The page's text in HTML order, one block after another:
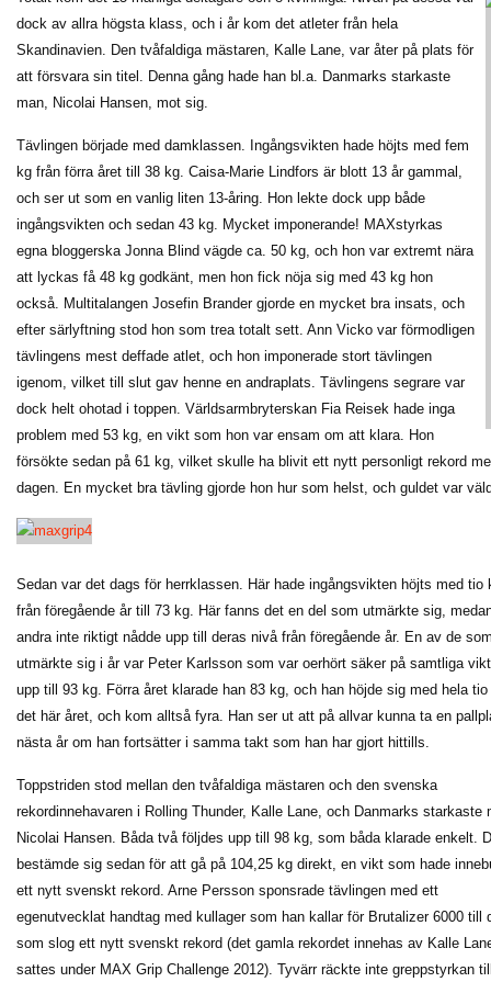
dock av allra högsta klass, och i år kom det atleter från hela
Skandinavien. Den tvåfaldiga mästaren, Kalle Lane, var åter på plats för
att försvara sin titel. Denna gång hade han bl.a. Danmarks starkaste
man, Nicolai Hansen, mot sig.
Tävlingen började med damklassen. Ingångsvikten hade höjts med fem
kg från förra året till 38 kg. Caisa-Marie Lindfors är blott 13 år gammal,
och ser ut som en vanlig liten 13-åring. Hon lekte dock upp både
ingångsvikten och sedan 43 kg. Mycket imponerande! MAXstyrkas
egna bloggerska Jonna Blind vägde ca. 50 kg, och hon var extremt nära
att lyckas få 48 kg godkänt, men hon fick nöja sig med 43 kg hon
också. Multitalangen Josefin Brander gjorde en mycket bra insats, och
efter särlyftning stod hon som trea totalt sett. Ann Vicko var förmodligen
tävlingens mest deffade atlet, och hon imponerade stort tävlingen
igenom, vilket till slut gav henne en andraplats. Tävlingens segrare var
dock helt ohotad i toppen. Världsarmbryterskan Fia Reisek hade inga
problem med 53 kg, en vikt som hon var ensam om att klara. Hon
försökte sedan på 61 kg, vilket skulle ha blivit ett nytt personligt rekord
dagen. En mycket bra tävling gjorde hon hur som helst, och guldet var
Sedan var det dags för herrklassen. Här hade ingångsvikten höjts med tio
från föregående år till 73 kg. Här fanns det en del som utmärkte sig,
andra inte riktigt nådde upp till deras nivå från föregående år. En av de
utmärkte sig i år var Peter Karlsson som var oerhört säker på samtliga
upp till 93 kg. Förra året klarade han 83 kg, och han höjde sig med hela tio
det här året, och kom alltså fyra. Han ser ut att på allvar kunna ta en
nästa år om han fortsätter i samma takt som han har gjort hittills.
Toppstriden stod mellan den tvåfaldiga mästaren och den svenska
rekordinnehavaren i Rolling Thunder, Kalle Lane, och Danmarks starkaste
Nicolai Hansen. Båda två följdes upp till 98 kg, som båda klarade enkelt.
bestämde sig sedan för att gå på 104,25 kg direkt, en vikt som hade
ett nytt svenskt rekord. Arne Persson sponsrade tävlingen med ett
egenutvecklat handtag med kullager som han kallar för Brutalizer 6000 till
som slog ett nytt svenskt rekord (det gamla rekordet innehas av Kalle
sattes under MAX Grip Challenge 2012). Tyvärr räckte inte greppstyrkan